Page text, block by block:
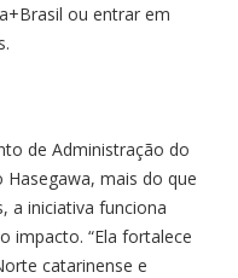
ou entrar em
de Administração do
Hasegawa, mais do que
a iniciativa funciona
impacto. “Ela fortalece
catarinense e